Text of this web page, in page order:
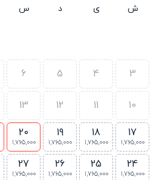
ش ی د س
3
4
5
6
10
11
12
13
17
1,765,000
18
1,765,000
19
1,765,000
20
1,765,000
24
1,765,000
25
1,765,000
26
1,765,000
27
1,765,000